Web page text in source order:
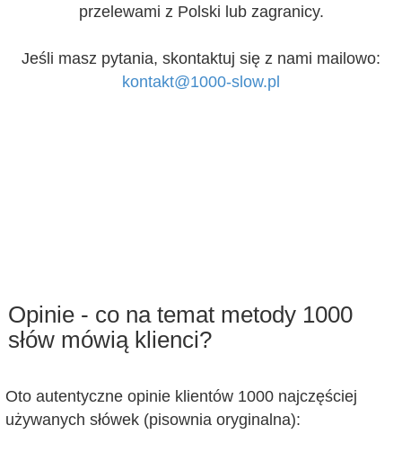
przelewami z Polski lub zagranicy.
Jeśli masz pytania, skontaktuj się z nami mailowo:
kontakt@1000-slow.pl
Opinie - co na temat metody 1000
słów mówią klienci?
Oto autentyczne opinie klientów 1000 najczęściej
używanych słówek (pisownia oryginalna):